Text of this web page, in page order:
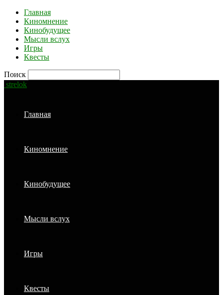
Главная
Киномнение
Кинобудущее
Мысли вслух
Игры
Квесты
Поиск
strelok
Главная
Киномнение
Кинобудущее
Мысли вслух
Игры
Квесты